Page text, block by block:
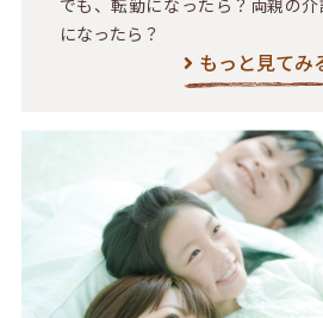
でも、転勤になったら？両親の
になったら？
もっと見てみ